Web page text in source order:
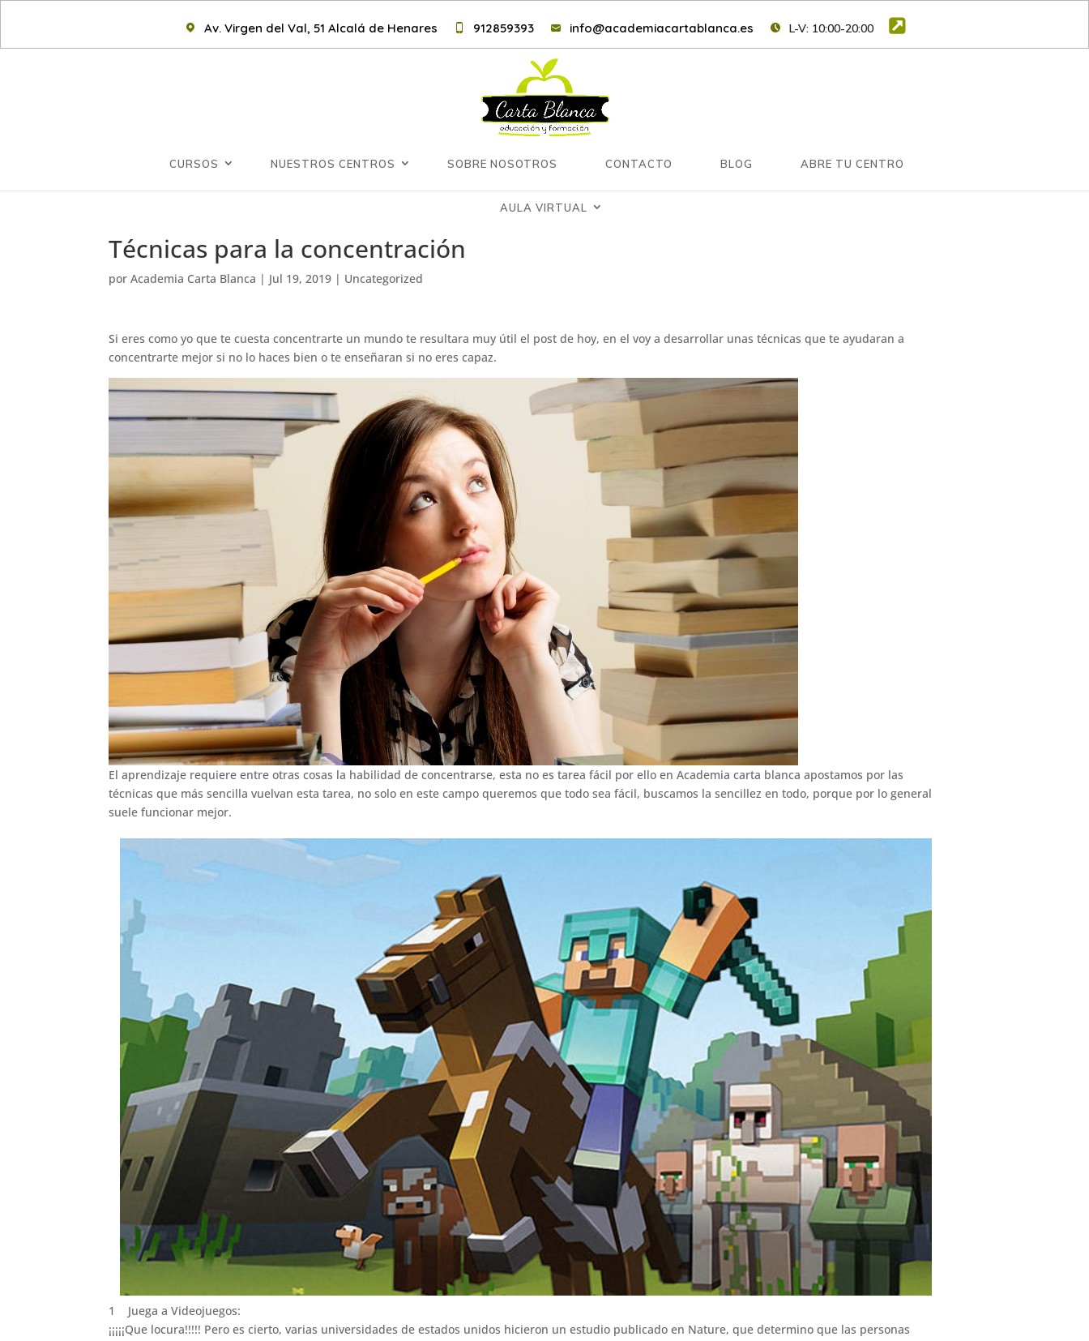
Av. Virgen del Val, 51 Alcalá de Henares 912859393 info@academiacartablanca.es L-V: 10:00-20:00
CURSOS NUESTROS CENTROS SOBRE NOSOTROS CONTACTO BLOG ABRE TU CENTRO
AULA VIRTUAL
Técnicas para la concentración
porAcademia Carta Blanca | Jul 19, 2019 | Uncategorized
Si eres como yo que te cuesta concentrarte un mundo te resultara muy útil el post de hoy, en el voy a desarrollar unas técnicas que te ayudaran a
concentrarte mejor si no lo haces bien o te enseñaran si no eres capaz.
El aprendizaje requiere entre otras cosas la habilidad de concentrarse, esta no es tarea fácil por ello en Academia carta blanca apostamos por las
técnicas que más sencilla vuelvan esta tarea, no solo en este campo queremos que todo sea fácil, buscamos la sencillez en todo, porque por lo general
suele funcionar mejor.
1 Juega a Videojuegos:
¡¡¡¡¡Que locura!!!!! Pero es cierto, varias universidades de estados unidos hicieron un estudio publicado en Nature, que determino que las personas